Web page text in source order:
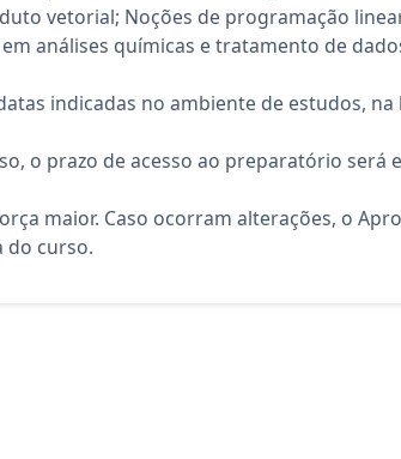
vetorial; Noções de programação
análises químicas e tratamento de
indicadas no ambiente de estudos, na
o prazo de acesso ao preparatório será
maior. Caso ocorram alterações, o
do curso.